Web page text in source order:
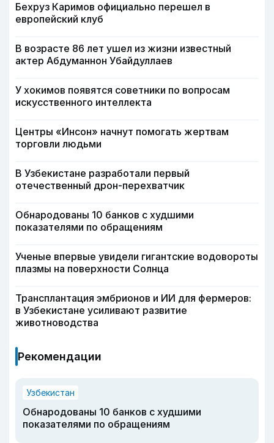
Бехруз Каримов официально перешел в
европейский клуб
В возрасте 86 лет ушел из жизни известный
актер Абдуманнон Убайдуллаев
У хокимов появятся советники по вопросам
искусственного интеллекта
Центры «Инсон» начнут помогать жертвам
торговли людьми
В Узбекистане разработали первый
отечественный дрон-перехватчик
Обнародованы 10 банков с худшими
показателями по обращениям
Ученые впервые увидели гигантские водовороты
плазмы на поверхности Солнца
Трансплантация эмбрионов и ИИ для фермеров:
в Узбекистане усиливают развитие
животноводства
Рекомендации
Узбекистан
Обнародованы 10 банков с худшими
показателями по обращениям